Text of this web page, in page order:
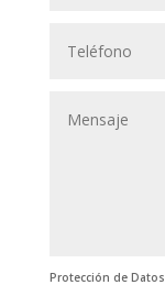
Protección de Datos